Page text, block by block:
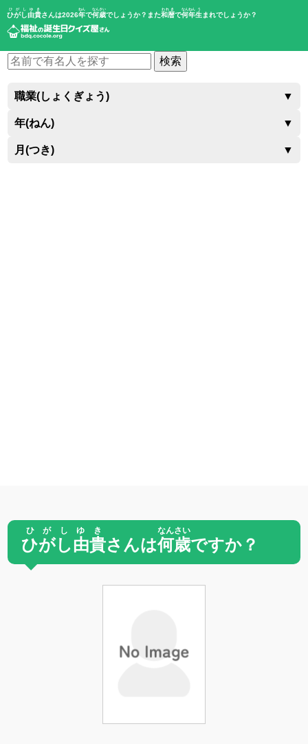
ひがし由貴
ひがしゆき
さんは2026年
ねん
で何歳
なんさい
でしょうか？また和暦
われき
で何年
なんねん
生
う
まれでしょうか？
検索
職業(しょくぎょう) ▼
年(ねん) ▼
月(つき) ▼
ひがし由貴
ひがしゆき
さんは何歳
なんさい
ですか？